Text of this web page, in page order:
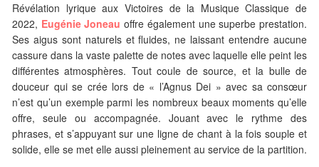
Révélation lyrique aux Victoires de la Musique Classique de
2022, Eugénie Joneau offre également une superbe prestation.
Ses aigus sont naturels et fluides, ne laissant entendre aucune
cassure dans la vaste palette de notes avec laquelle elle peint les
différentes atmosphères. Tout coule de source, et la bulle de
douceur qui se crée lors de « l’Agnus Dei » avec sa consœur
n’est qu’un exemple parmi les nombreux beaux moments qu’elle
offre, seule ou accompagnée. Jouant avec le rythme des
phrases, et s’appuyant sur une ligne de chant à la fois souple et
solide, elle se met elle aussi pleinement au service de la partition.